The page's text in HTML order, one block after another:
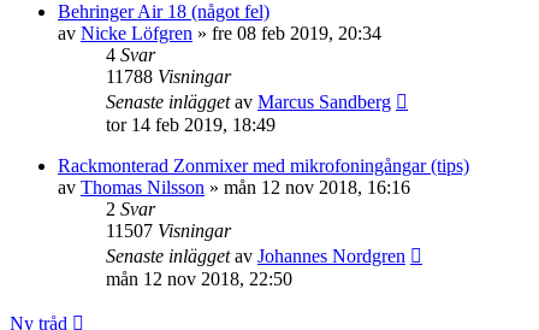
Behringer Air 18 (något fel)
av Nicke Löfgren » fre 08 feb 2019, 20:34
4 Svar
11788 Visningar
Senaste inläggetav Marcus Sandberg
tor 14 feb 2019, 18:49
Rackmonterad Zonmixer med mikrofoningångar (tips)
av Thomas Nilsson » mån 12 nov 2018, 16:16
2 Svar
11507 Visningar
Senaste inläggetav Johannes Nordgren
mån 12 nov 2018, 22:50
Ny tråd